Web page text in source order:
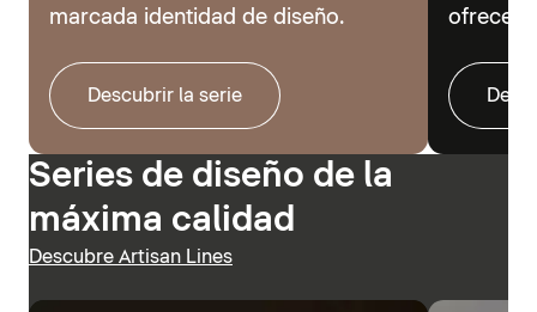
marcada identidad de diseño.
Descubrir la serie
ofrecer
Series de diseño de la
máxima calidad
Descubre Artisan Lines